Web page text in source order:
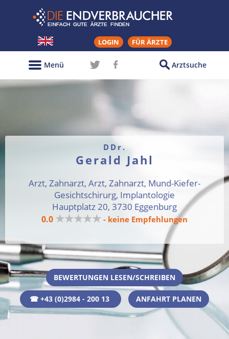
LOGIN FÜR ÄRZTE
Arztsuche
Menü
DDr.
Gerald Jahl
Arzt, Zahnarzt, Arzt, Zahnarzt, Mund-Kiefer-
Gesichtschirurg, Implantologie
Hauptplatz 20, 3730 Eggenburg
0.0 ★★★★★ - keine Empfehlungen
BEWERTUNGEN LESEN/SCHREIBEN
☎ +43 (0)2984 - 200 13 ANFAHRT PLANEN